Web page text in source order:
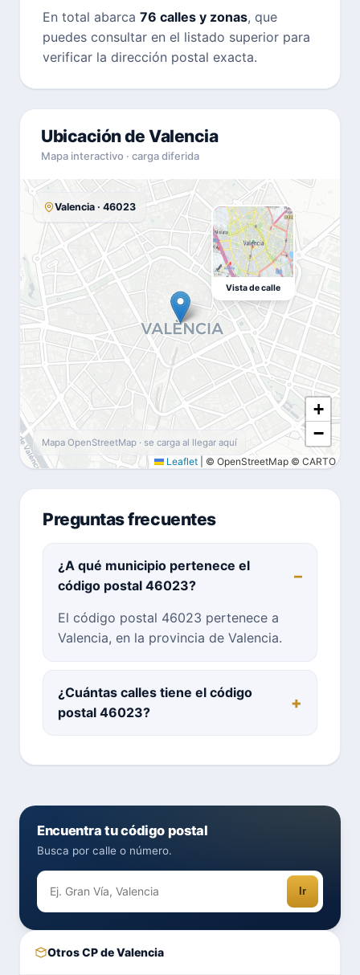
En total abarca 76 calles y zonas, que
puedes consultar en el listado superior para
verificar la dirección postal exacta.
Ubicación de Valencia
Mapa interactivo · carga diferida
+
−
Leaflet © OpenStreetMap © CARTO
Valencia · 46023
Vista de calle
Mapa OpenStreetMap · se carga al llegar aquí
Preguntas frecuentes
¿A qué municipio pertenece el
código postal 46023?
El código postal 46023 pertenece a
Valencia, en la provincia de Valencia.
¿Cuántas calles tiene el código
postal 46023?
Encuentra tu código postal
Busca por calle o número.
Ir
Otros CP de Valencia